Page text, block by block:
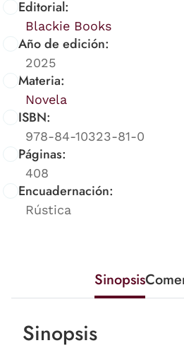
Editorial:
Blackie Books
Año de edición:
2025
Materia:
Novela
ISBN:
978-84-10323-81-0
Páginas:
408
Encuadernación:
Rústica
Sinopsis
Sinopsis